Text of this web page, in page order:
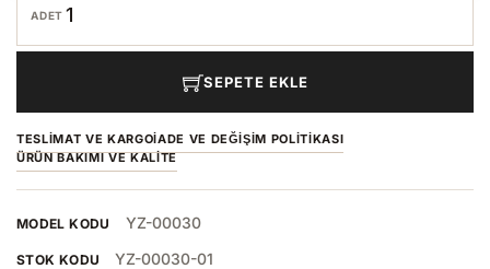
ADET
SEPETE EKLE
TESLIMAT VE KARGOİADE VE DEĞIŞIM POLITIKASI
ÜRÜN BAKIMI VE KALITE
MODEL KODU YZ-00030
STOK KODU YZ-00030-01